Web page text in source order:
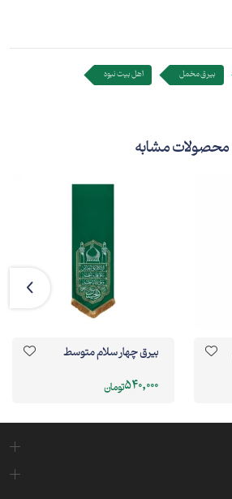
بیرق مخمل اهل بیت نبوه
محصولات مشابه
بیرق چهار سلام متوسط
540,000تومان